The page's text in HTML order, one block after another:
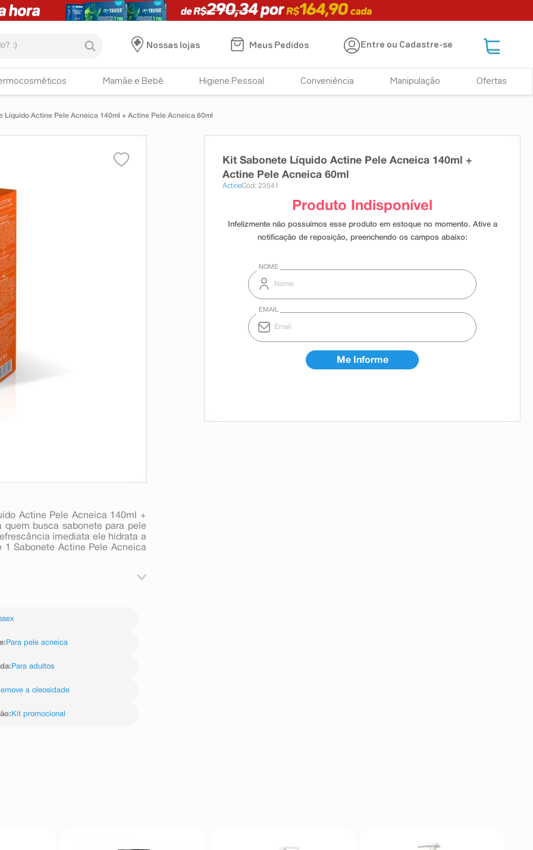
Nossas lojas
Meus Pedidos Entre ou Cadastre-se
Mamãe e Bebê Higiene Pessoal Conveniência Manipulação Ofertas
Kit Sabonete Líquido Actine Pele Acneica 140ml + Actine Pele Acneica 60ml
Actine Pele Acneica 140ml +
busca sabonete para pele
imediata ele hidrata a
Sabonete Actine Pele Acneica
até formar espuma, logo
: Para pele acneica
: Para adultos
a oleosidade
: Kit promocional
Kit Sabonete Líquido Actine Pele Acneica 140ml +
Actine Pele Acneica 60ml
ActineCód: 23541